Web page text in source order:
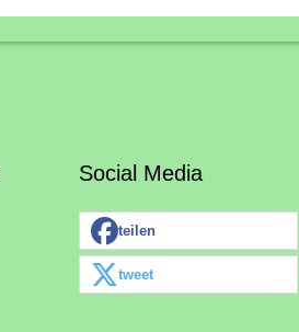
Social Media
teilen
tweet